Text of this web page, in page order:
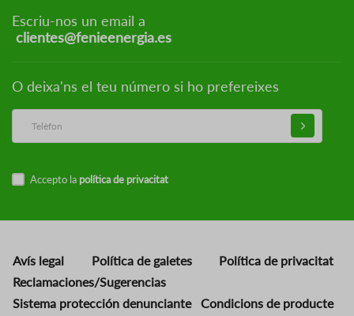
Escriu-nos un email a
clientes@fenieenergia.es
O deixa'ns el teu número si ho prefereixes
Accepto la política de privacitat
Avís legal Política de galetes
Política de privacitat
Reclamaciones/Sugerencias
Sistema protección denunciante
Condicions de producte